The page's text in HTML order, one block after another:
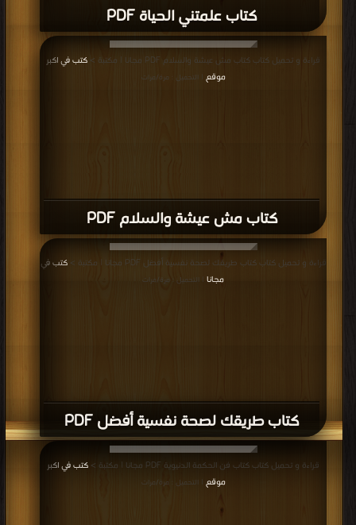
كتاب علمتني الحياة PDF
كتاب مش عيشة والسلام PDF
قراءة و تحميل كتاب كتاب مش عيشة والسلام PDF مجانا | مكتبة >
كتب في اكبر
موقع
| التحميل : مرة/مرات
كتاب طريقك لصحة نفسية أفضل PDF
قراءة و تحميل كتاب كتاب طريقك لصحة نفسية أفضل PDF مجانا | مكتبة >
كتب في
مجانا | التحميل : مرة/مرات
قراءة و تحميل كتاب كتاب فن الحكمة الدنيوية PDF مجانا | مكتبة >
كتب في اكبر
موقع
| التحميل : مرة/مرات